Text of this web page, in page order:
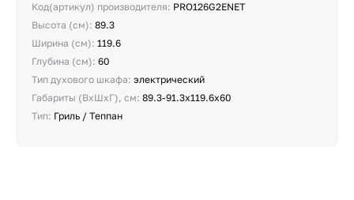
Код(артикул) производителя: PRO126G2ENET
Высота (см): 89.3
Ширина (см): 119.6
Глубина (см): 60
Тип духового шкафа: электрический
Габариты (ВхШхГ), см: 89.3-91.3х119.6х60
Тип: Гриль / Теппан